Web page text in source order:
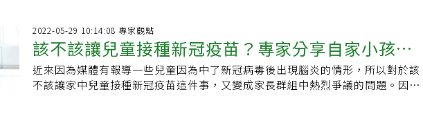
2022-05-29 10:14:08 專家觀點
該不該讓兒童接種新冠疫苗？專家分享自家小孩打
莫德納經驗
近來因為媒體有報導一些兒童因為中了新冠病毒後出現腦炎的情形，所以對於該
不該讓家中兒童接種新冠疫苗這件事，又變成家長群組中熱烈爭議的問題。因為